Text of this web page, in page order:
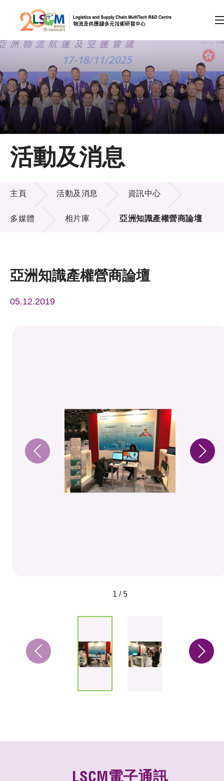
跳到內容（按回車鍵）
會員登入
A A EN 繁 简
主頁
關於LSCM
技術商品化
項目及資助計劃
活動及消息
活動及消息
活動及消息
主頁 活動及消息 資訊中心
多媒體 相片庫 亞洲知識產權營商論壇
亞洲知識產權營商論壇
05.12.2019
1 / 5